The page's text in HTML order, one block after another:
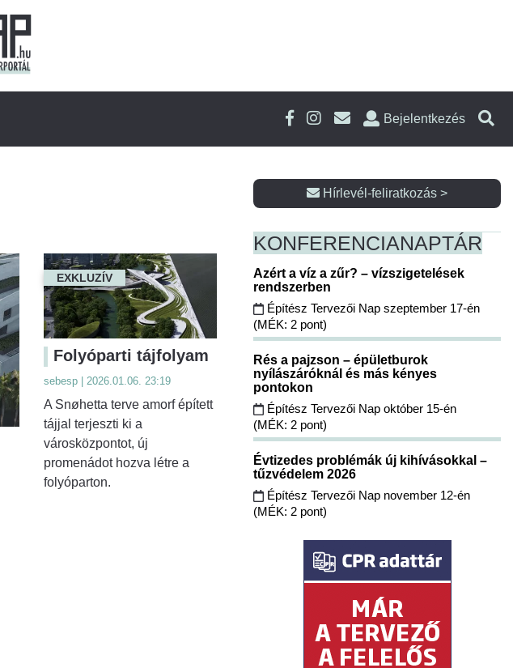
Bejelentkezés
EXKLUZÍV
Folyóparti tájfolyam
sebesp | 2026.01.06. 23:19
A Snøhetta terve amorf épített
tájjal terjeszti ki a
városközpontot, új
promenádot hozva létre a
folyóparton.
Hírlevél-feliratkozás >
KONFERENCIANAPTÁR
Azért a víz a zűr? – vízszigetelések
rendszerben
Építész Tervezői Nap szeptember 17-én
(MÉK: 2 pont)
Rés a pajzson – épületburok
nyílászáróknál és más kényes
pontokon
Építész Tervezői Nap október 15-én
(MÉK: 2 pont)
Évtizedes problémák új kihívásokkal –
tűzvédelem 2026
Építész Tervezői Nap november 12-én
(MÉK: 2 pont)